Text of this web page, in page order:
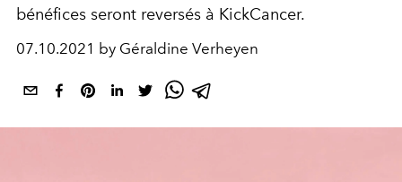
bénéfices seront reversés à KickCancer.
07.10.2021 by Géraldine Verheyen